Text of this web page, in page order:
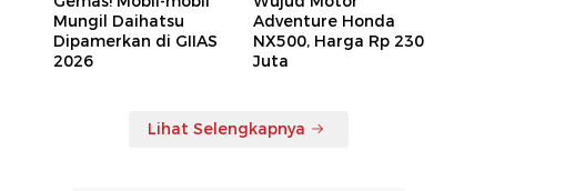
Mungil Daihatsu
Dipamerkan di GIIAS
2026
Adventure Honda
NX500, Harga Rp 230
Juta
Lihat Selengkapnya